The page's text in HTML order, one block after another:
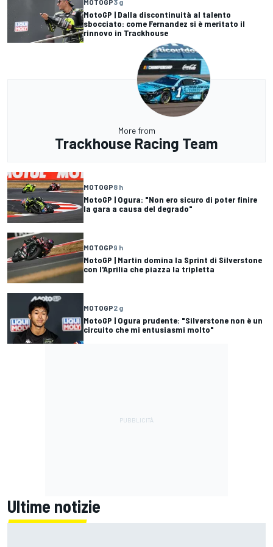
MOTOGP3 g
MotoGP | Dalla discontinuità al talento
sbocciato: come Fernandez si è meritato il
rinnovo in Trackhouse
More from
Trackhouse Racing Team
MOTOGP8 h
MotoGP | Ogura: "Non ero sicuro di poter finire
la gara a causa del degrado"
MOTOGP9 h
MotoGP | Martin domina la Sprint di Silverstone
con l'Aprilia che piazza la tripletta
MOTOGP2 g
MotoGP | Ogura prudente: "Silverstone non è un
circuito che mi entusiasmi molto"
Ultime notizie